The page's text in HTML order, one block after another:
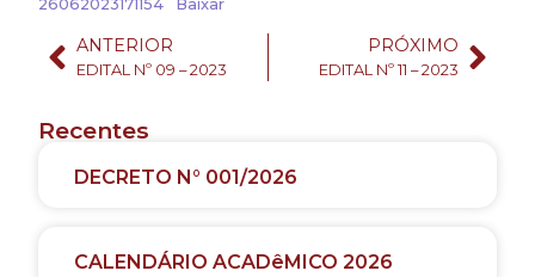
Recentes
DECRETO N° 001/2026
CALENDÁRIO ACADêMICO 2026
26062023171154 Baixar
ANTERIOR
EDITAL Nº 09 – 2023
PRÓXIMO
EDITAL Nº 11 – 2023